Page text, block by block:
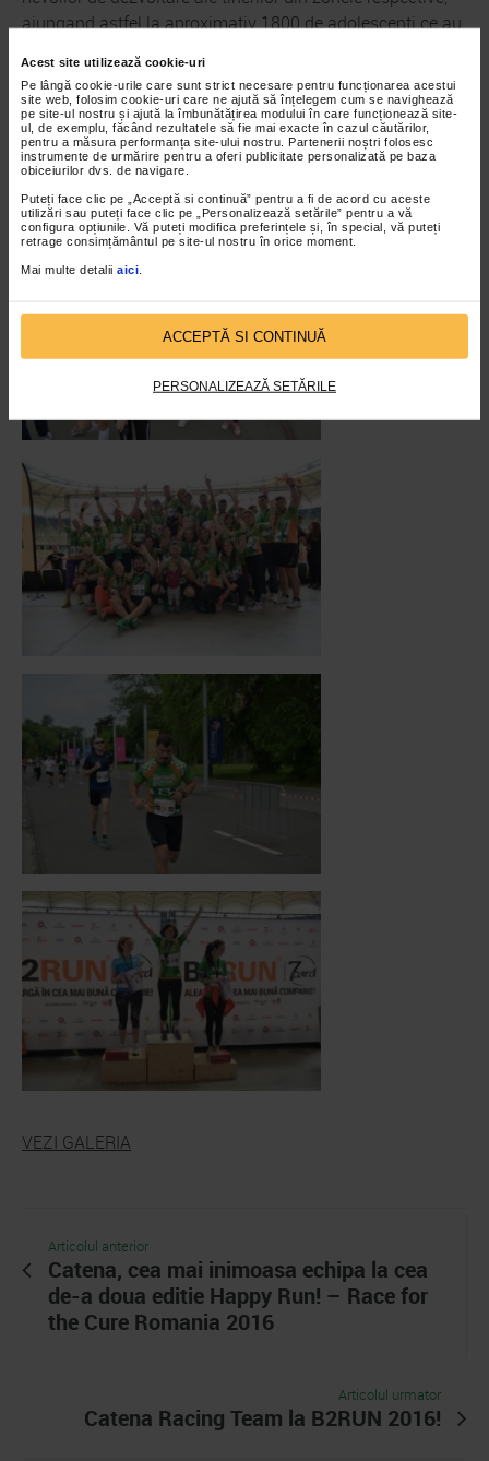
Acest site utilizează cookie-uri
Pe lângă cookie-urile care sunt strict necesare pentru funcționarea acestui
site web, folosim cookie-uri care ne ajută să înțelegem cum se navighează
pe site-ul nostru și ajută la îmbunătățirea modului în care funcționează site-
ul, de exemplu, făcând rezultatele să fie mai exacte în cazul căutărilor,
pentru a măsura performanța site-ului nostru. Partenerii noștri folosesc
instrumente de urmărire pentru a oferi publicitate personalizată pe baza
obiceiurilor dvs. de navigare.
Puteți face clic pe „Acceptă si continuă” pentru a fi de acord cu aceste
utilizări sau puteți face clic pe „Personalizează setările” pentru a vă
configura opțiunile. Vă puteți modifica preferințele și, în special, vă puteți
retrage consimțământul pe site-ul nostru în orice moment.
Mai multe detalii aici
ACCEPTĂ SI CONTINUĂ
PERSONALIZEAZĂ SETĂRILE
ajungand astfel la aproximativ 1800 de adolescenti ce au
proiectul va ingloba aceleasi etape: Tabara de Inovatie,
Incursiune in lumea business din Bucuresti si Voluntariat
prin proiecte de impact, sustinerea venind tot de la
organizatorii B2RUN, care participa astfel la formarea
unei comunitati de tineri care actioneaza cu incredere si
curaj pentru implinirea viselor lor si ale semenilor.
VEZI GALERIA
Articolul anterior
Catena, cea mai inimoasa echipa la cea
de-a doua editie Happy Run! – Race for
the Cure Romania 2016
Articolul urmator
Catena Racing Team la B2RUN 2016!